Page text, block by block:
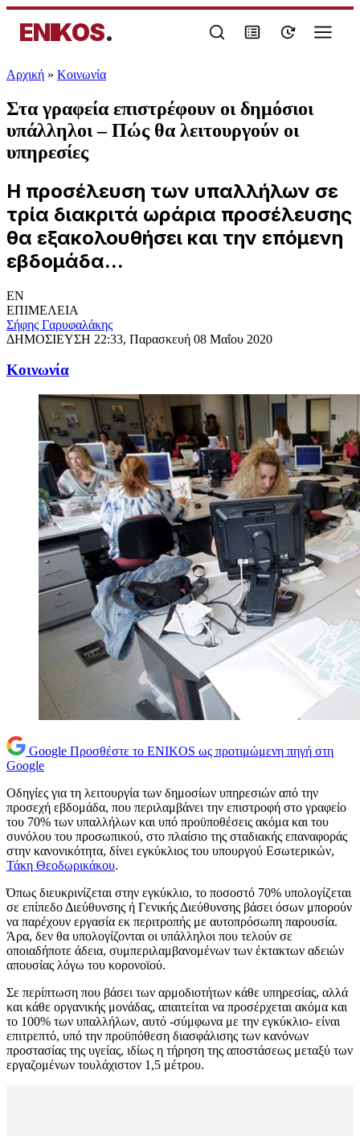
ENIKOS.
Αρχική » Κοινωνία
Στα γραφεία επιστρέφουν οι δημόσιοι
υπάλληλοι – Πώς θα λειτουργούν οι
υπηρεσίες
Η προσέλευση των υπαλλήλων σε
τρία διακριτά ωράρια προσέλευσης
θα εξακολουθήσει και την επόμενη
εβδομάδα...
EN
ΕΠΙΜΕΛΕΙΑ
Σήφης Γαρυφαλάκης
ΔΗΜΟΣΙΕΥΣΗ 22:33, Παρασκευή 08 Μαΐου 2020
Κοινωνία
Google Προσθέστε το ENIKOS ως προτιμώμενη πηγή στη
Google
Οδηγίες για τη λειτουργία των δημοσίων υπηρεσιών από την
προσεχή εβδομάδα, που περιλαμβάνει την επιστροφή στο γραφείο
του 70% των υπαλλήλων και υπό προϋποθέσεις ακόμα και του
συνόλου του προσωπικού, στο πλαίσιο της σταδιακής επαναφοράς
στην κανονικότητα, δίνει εγκύκλιος του υπουργού Εσωτερικών,
Τάκη Θεοδωρικάκου.
Όπως διευκρινίζεται στην εγκύκλιο, το ποσοστό 70% υπολογίζεται
σε επίπεδο Διεύθυνσης ή Γενικής Διεύθυνσης βάσει όσων μπορούν
να παρέχουν εργασία εκ περιτροπής με αυτοπρόσωπη παρουσία.
Άρα, δεν θα υπολογίζονται οι υπάλληλοι που τελούν σε
οποιαδήποτε άδεια, συμπεριλαμβανομένων των έκτακτων αδειών
απουσίας λόγω του κορονοϊού.
Σε περίπτωση που βάσει των αρμοδιοτήτων κάθε υπηρεσίας, αλλά
και κάθε οργανικής μονάδας, απαιτείται να προσέρχεται ακόμα και
το 100% των υπαλλήλων, αυτό -σύμφωνα με την εγκύκλιο- είναι
επιτρεπτό, υπό την προϋπόθεση διασφάλισης των κανόνων
προστασίας της υγείας, ιδίως η τήρηση της αποστάσεως μεταξύ των
εργαζομένων τουλάχιστον 1,5 μέτρου.